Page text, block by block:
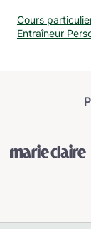
Cours
Entraîneur